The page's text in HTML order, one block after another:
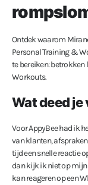
Ontdek waarom
Personal Training &
te bereiken: betrokken
Workouts.
Wat deed je
Voor AppyBee had ik
van klanten,
tijd een snelle reactie
dan kijk ik niet op mijn
kan reageren op een